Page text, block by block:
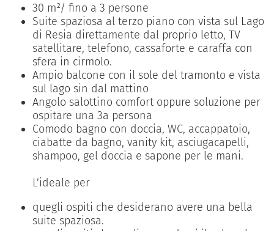
30 m²/ fino a 3 persone
Suite spaziosa al terzo piano con vista sul Lago
di Resia direttamente dal proprio letto, TV
satellitare, telefono, cassaforte e caraffa con
sfera in cirmolo.
Ampio balcone con il sole del tramonto e vista
sul lago sin dal mattino
Angolo salottino comfort oppure soluzione per
ospitare una 3a persona
Comodo bagno con doccia, WC, accappatoio,
ciabatte da bagno, vanity kit, asciugacapelli,
shampoo, gel doccia e sapone per le mani.
L’ideale per
quegli ospiti che desiderano avere una bella
suite spaziosa.